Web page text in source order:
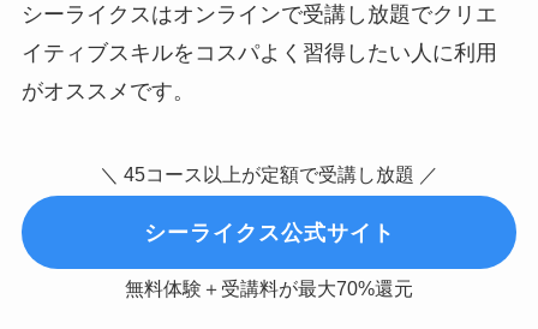
シーライクスはオンラインで受講し放題でクリエ
イティブスキルをコスパよく習得したい人に利用
がオススメです。
＼ 45コース以上が定額で受講し放題 ／
シーライクス公式サイト
無料体験＋受講料が最大70%還元